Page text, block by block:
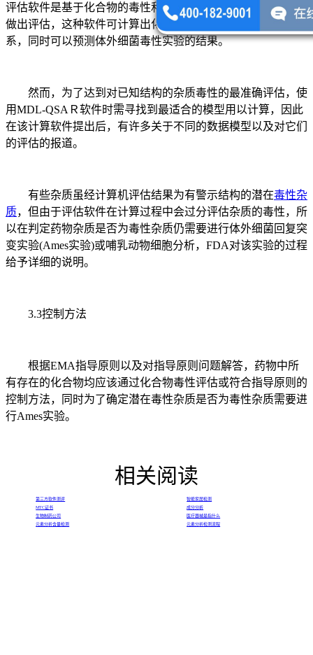
评估软件是基于化合物的毒性和该化合物的亲电能力的相关性
做出评估，这种软件可计算出化合物结构与其毒性的定量关
系，同时可以预测体外细菌毒性实验的结果。
然而，为了达到对已知结构的杂质毒性的最准确评估，使
用MDL-QSAＲ软件时需寻找到最适合的模型用以计算，因此
在该计算软件提出后，有许多关于不同的数据模型以及对它们
的评估的报道。
有些杂质虽经计算机评估结果为有警示结构的潜在毒性杂
质，但由于评估软件在计算过程中会过分评估杂质的毒性，所
以在判定药物杂质是否为毒性杂质仍需要进行体外细菌回复突
变实验(Ames实验)或哺乳动物细胞分析，FDA对该实验的过程
给予详细的说明。
3.3控制方法
根据EMA指导原则以及对指导原则问题解答，药物中所
有存在的化合物均应该通过化合物毒性评估或符合指导原则的
控制方法，同时为了确定潜在毒性杂质是否为毒性杂质需要进
行Ames实验。
相关阅读
第三方软件测评
智能家居检测
MTC证书
成分分析
生物制药公司
医疗器械是指什么
元素分析含量检测
元素分析检测流程